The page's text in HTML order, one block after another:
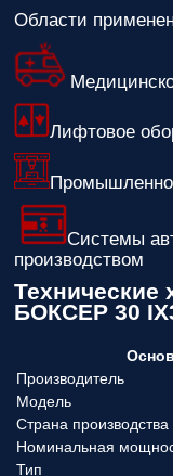
Области
Лифтовое
Системы
производством
Технические
БОКСЕР 30
Производитель
Модель
Страна производства
Номинальная
Тип